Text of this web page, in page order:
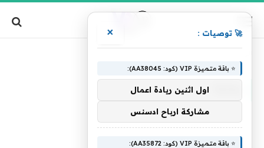
🚀 توصيات : ×
⭐ باقة متميزة VIP (كود: AA38045):
اول اثنين ريادة اعمال
مشاركة ارباح ادسنس
⭐ باقة متميزة VIP (كود: AA35872):